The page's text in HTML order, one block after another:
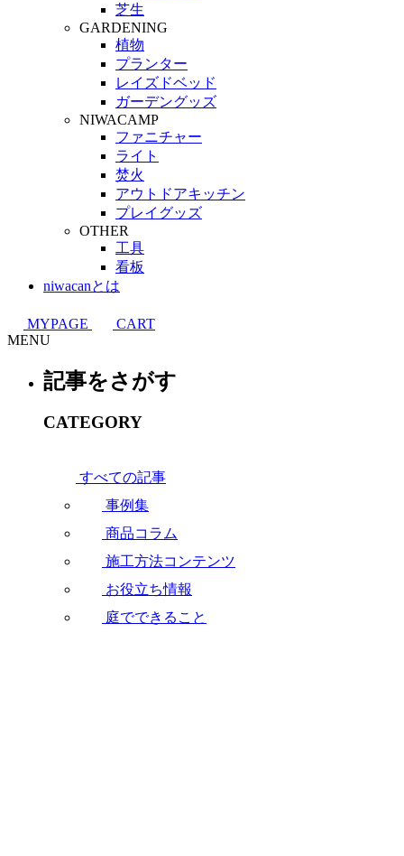
芝生
GARDENING
植物
プランター
レイズドベッド
ガーデングッズ
NIWACAMP
ファニチャー
ライト
焚火
アウトドアキッチン
プレイグッズ
OTHER
工具
看板
niwacanとは
MYPAGE
CART
MENU
記事をさがす
CATEGORY
すべての記事
事例集
商品コラム
施工方法コンテンツ
お役立ち情報
庭でできること